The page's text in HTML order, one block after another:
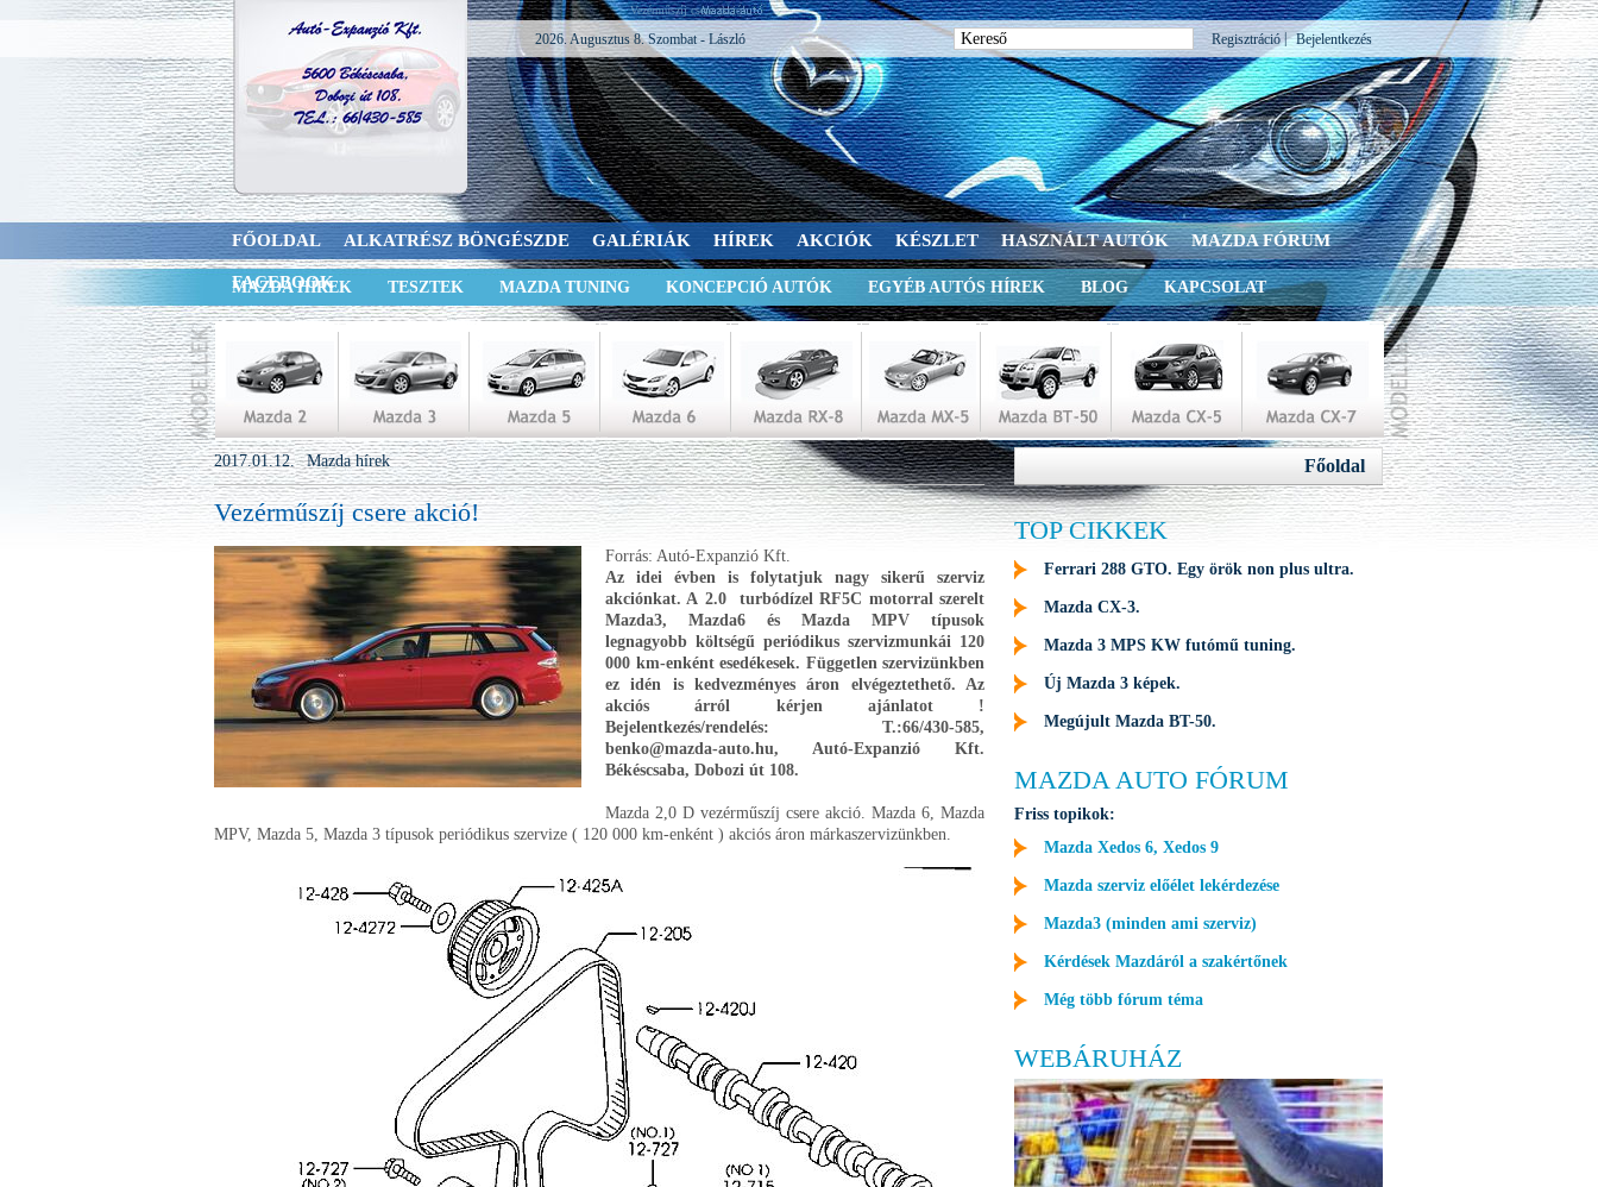
Vezérműszíj csere akció!
2026. Augusztus 8. Szombat - László Bejelentkezés
|
Regisztráció
FŐOLDAL ALKATRÉSZ BÖNGÉSZDE GALÉRIÁK HÍREK AKCIÓK KÉSZLET HASZNÁLT AUTÓK MAZDA FÓRUM
FACEBOOK
MAZDA HÍREK TESZTEK MAZDA TUNING KONCEPCIÓ AUTÓK EGYÉB AUTÓS HÍREK BLOG KAPCSOLAT
2017.01.12. Mazda hírek
Vezérműszíj csere akció!
Forrás: Autó-Expanzió Kft.
Az idei évben is folytatjuk nagy sikerű szerviz
akciónkat. A 2.0 turbódízel RF5C motorral szerelt
Mazda3, Mazda6 és Mazda MPV típusok
legnagyobb költségű periódikus szervizmunkái 120
000 km-enként esedékesek. Független szervizünkben
ez idén is kedvezményes áron elvégeztethető. Az
akciós árról kérjen ajánlatot !
Bejelentkezés/rendelés: T.:66/430-585,
benko@mazda-auto.hu, Autó-Expanzió Kft.
Békéscsaba, Dobozi út 108.
Mazda 2,0 D vezérműszíj csere akció. Mazda 6, Mazda
MPV, Mazda 5, Mazda 3 típusok periódikus szervize ( 120 000 km-enként ) akciós áron márkaszervizünkben.
Főoldal
TOP CIKKEK
Ferrari 288 GTO. Egy örök non plus ultra.
Mazda CX-3.
Mazda 3 MPS KW futómű tuning.
Új Mazda 3 képek.
Megújult Mazda BT-50.
MAZDA AUTO FÓRUM
Friss topikok:
Mazda Xedos 6, Xedos 9
Mazda szerviz előélet lekérdezése
Mazda3 (minden ami szerviz)
Kérdések Mazdáról a szakértőnek
Még több fórum téma
WEBÁRUHÁZ